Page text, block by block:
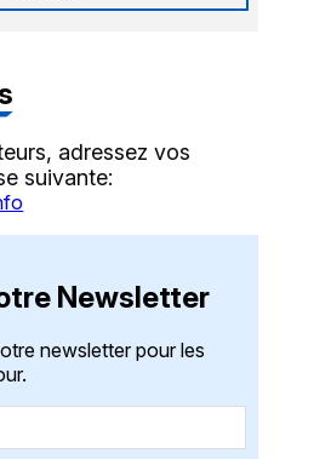
adressez vos
suivante:
Newsletter
newsletter pour les